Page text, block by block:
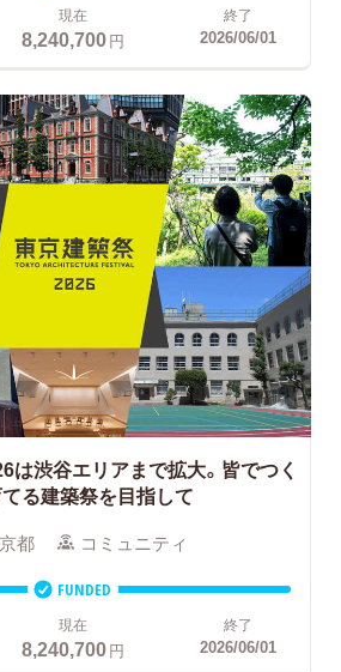
現在
8,240,700円
終了
2026/06/01
は渋谷エリアまで拡大。皆でつく
てる建築祭を目指して
都 コミュニティ
FUNDED
現在
8,240,700円
終了
2026/06/01